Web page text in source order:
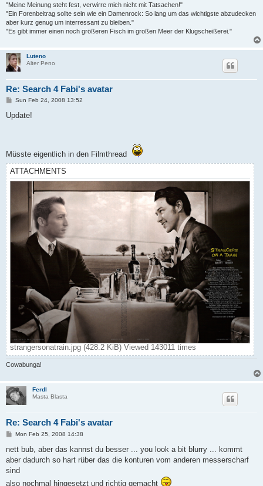
"Meine Meinung steht fest, verwirre mich nicht mit Tatsachen!"
"Ein Forenbeitrag sollte sein wie ein Damenrock: So lang um das wichtigste abzudecken
aber kurz genug um interressant zu bleiben."
"Es gibt immer einen noch größeren Fisch im großen Meer der Klugscheißerei."
Luteno
Alter Peno
Re: Search 4 Fabi's avatar
P
s
Sun Feb 24, 2008 13:52
Update!
Müsste eigentlich in den Filmthread
ATTACHMENTS
strangersonatrain.jpg (428.2 KiB) Viewed 143011 times
Cowabunga!
Ferdl
Masta Blasta
Re: Search 4 Fabi's avatar
P
s
Mon Feb 25, 2008 14:38
nett bub, aber das kannst du besser ... you look a bit blurry ... kommt
aber dadurch so hart rüber das die konturen vom anderen messerscharf
sind
also nochmal hingesetzt und richtig gemacht